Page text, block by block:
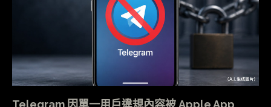
Telegram 因單一用戶違規內容被 Apple App